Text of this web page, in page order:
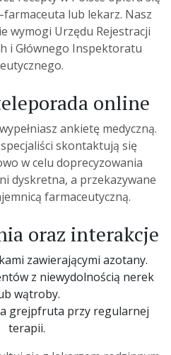
lub lekarz. Nasz
wymogi Urzędu Rejestracji
i Głównego Inspektoratu
online
ankietę medyczną.
skontaktują się
w celu doprecyzowania
dyskretna, a przekazywane
farmaceutyczną.
oraz interakcje
zawierającymi azotany.
z niewydolnością nerek
wątroby.
grejpfruta przy regularnej
terapii.